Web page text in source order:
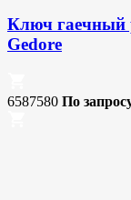
Ключ гаечный
Gedore
6587580 По